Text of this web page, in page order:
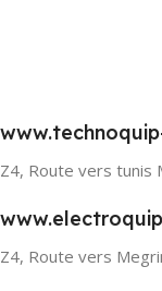
Z4, Route vers tunis
Z4, Route vers